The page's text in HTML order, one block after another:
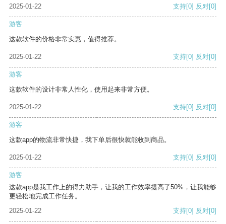
2025-01-22 支持[0] 反对[0]
游客
这款软件的价格非常实惠，值得推荐。
2025-01-22 支持[0] 反对[0]
游客
这款软件的设计非常人性化，使用起来非常方便。
2025-01-22 支持[0] 反对[0]
游客
这款app的物流非常快捷，我下单后很快就能收到商品。
2025-01-22 支持[0] 反对[0]
游客
这款app是我工作上的得力助手，让我的工作效率提高了50%，让我能够
更轻松地完成工作任务。
2025-01-22
支持[0] 反对[0]